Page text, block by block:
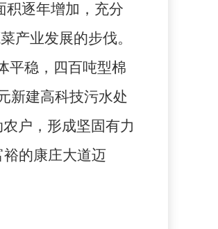
积逐年增加，充分
产业发展的步伐。
平稳，四百吨型棉
新建高科技污水处
户，形成坚固有力
的康庄大道迈